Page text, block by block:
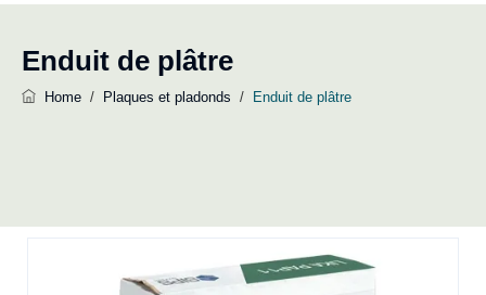
Enduit de plâtre
Home / Plaques et pladonds / Enduit de plâtre